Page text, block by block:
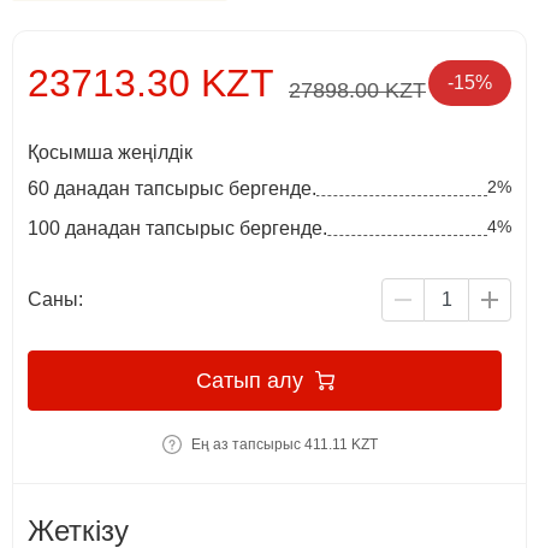
23713.30 KZT 27898.00 KZT -15%
Қосымша жеңілдік
60 данадан тапсырыс бергенде.
2%
100 данадан тапсырыс бергенде. 4%
Саны:
Сатып алу
Ең аз тапсырыс 411.11 KZT
Жеткізу